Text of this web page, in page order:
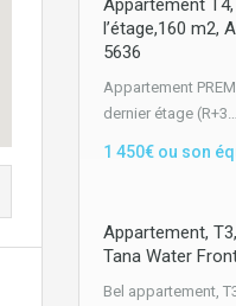
l’étage,160 m2,
5636
Appartement
dernier étage (R+3…
1 450€ ou son
Appartement,
Tana Water
Bel appartement,